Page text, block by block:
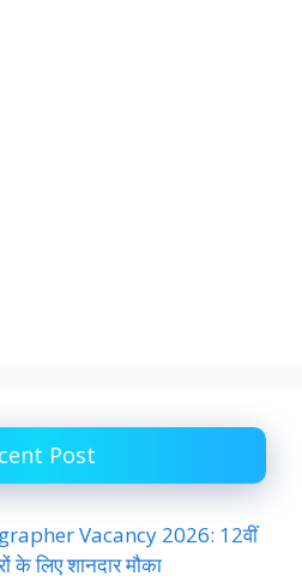
Post
Vacancy 2026: 12वीं
के लिए शानदार मौका